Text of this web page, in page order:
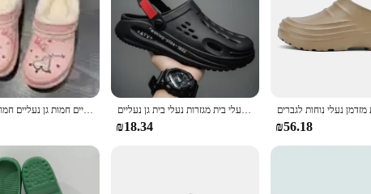
חורף חתוכים נעלי גן נעליים חמות גן נעליים חמודות ונעליים גברים אופנתיים חוף סנדלים חיצוני צדפות נוחות נעלי בית מגזרות נעלי בית גן נעליים
₪18.34 ₪56.18